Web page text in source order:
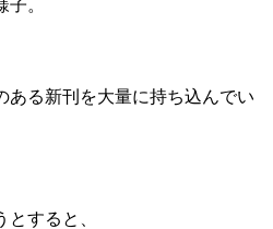
。
ある新刊を大量に持ち込んでい
すると、